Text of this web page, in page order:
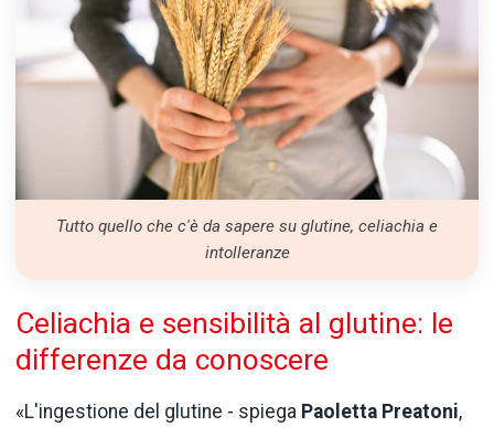
Tutto quello che c'è da sapere su glutine, celiachia e
intolleranze
Celiachia e sensibilità al glutine: le
differenze da conoscere
«L'ingestione del glutine - spiega Paoletta Preatoni,